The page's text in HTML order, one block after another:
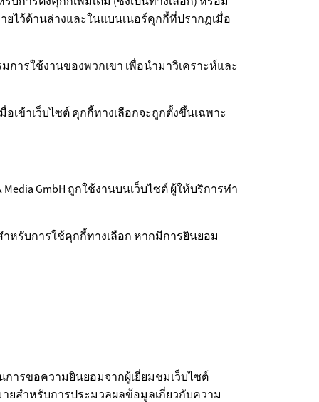
ยไว้ด้านล่างและในแบนเนอร์คุกกี้ที่ปรากฏเมื่อ
ารใช้งานของพวกเขา เพื่อนำมาวิเคราะห์และ
เข้าเว็บไซต์ คุกกี้ทางเลือกจะถูกตั้งขึ้นเฉพาะ
GmbH ถูกใช้งานบนเว็บไซต์ ผู้ให้บริการทำ
หรับการใช้คุกกี้ทางเลือก หากมีการยินยอม
รขอความยินยอมจากผู้เยี่ยมชมเว็บไซต์
ยสำหรับการประมวลผลข้อมูลเกี่ยวกับความ